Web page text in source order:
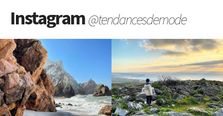
Instagram@tendancesdemode